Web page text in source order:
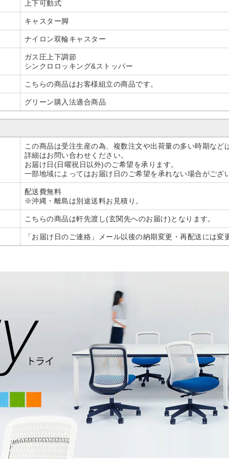
上下可動式
キャスター脚
ナイロン双輪キャスター
ガス圧上下調節
シンクロロッキング&ストッパー
こちらの商品はお客様組立の商品です。
グリーン購入法適合商品
この商品は受注生産の為、複数注文や出荷量の多い時期な
詳細はお問い合わせください。
お届け日(日曜祝日以外)のご希望を承ります。
一部地域によってはお届け日のご希望を承れない場合がござ
配送費無料
※沖縄・離島は別途送料お見積り。
こちらの商品は軒先渡し(玄関先へのお届け)となります。
「お届け日のご連絡」メール以後の納期変更・再配送には